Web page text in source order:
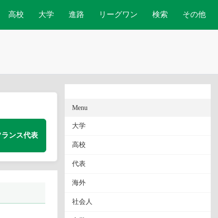
高校 大学 進路 リーグワン 検索 その他
ランス代表
Menu
大学
高校
代表
海外
社会人